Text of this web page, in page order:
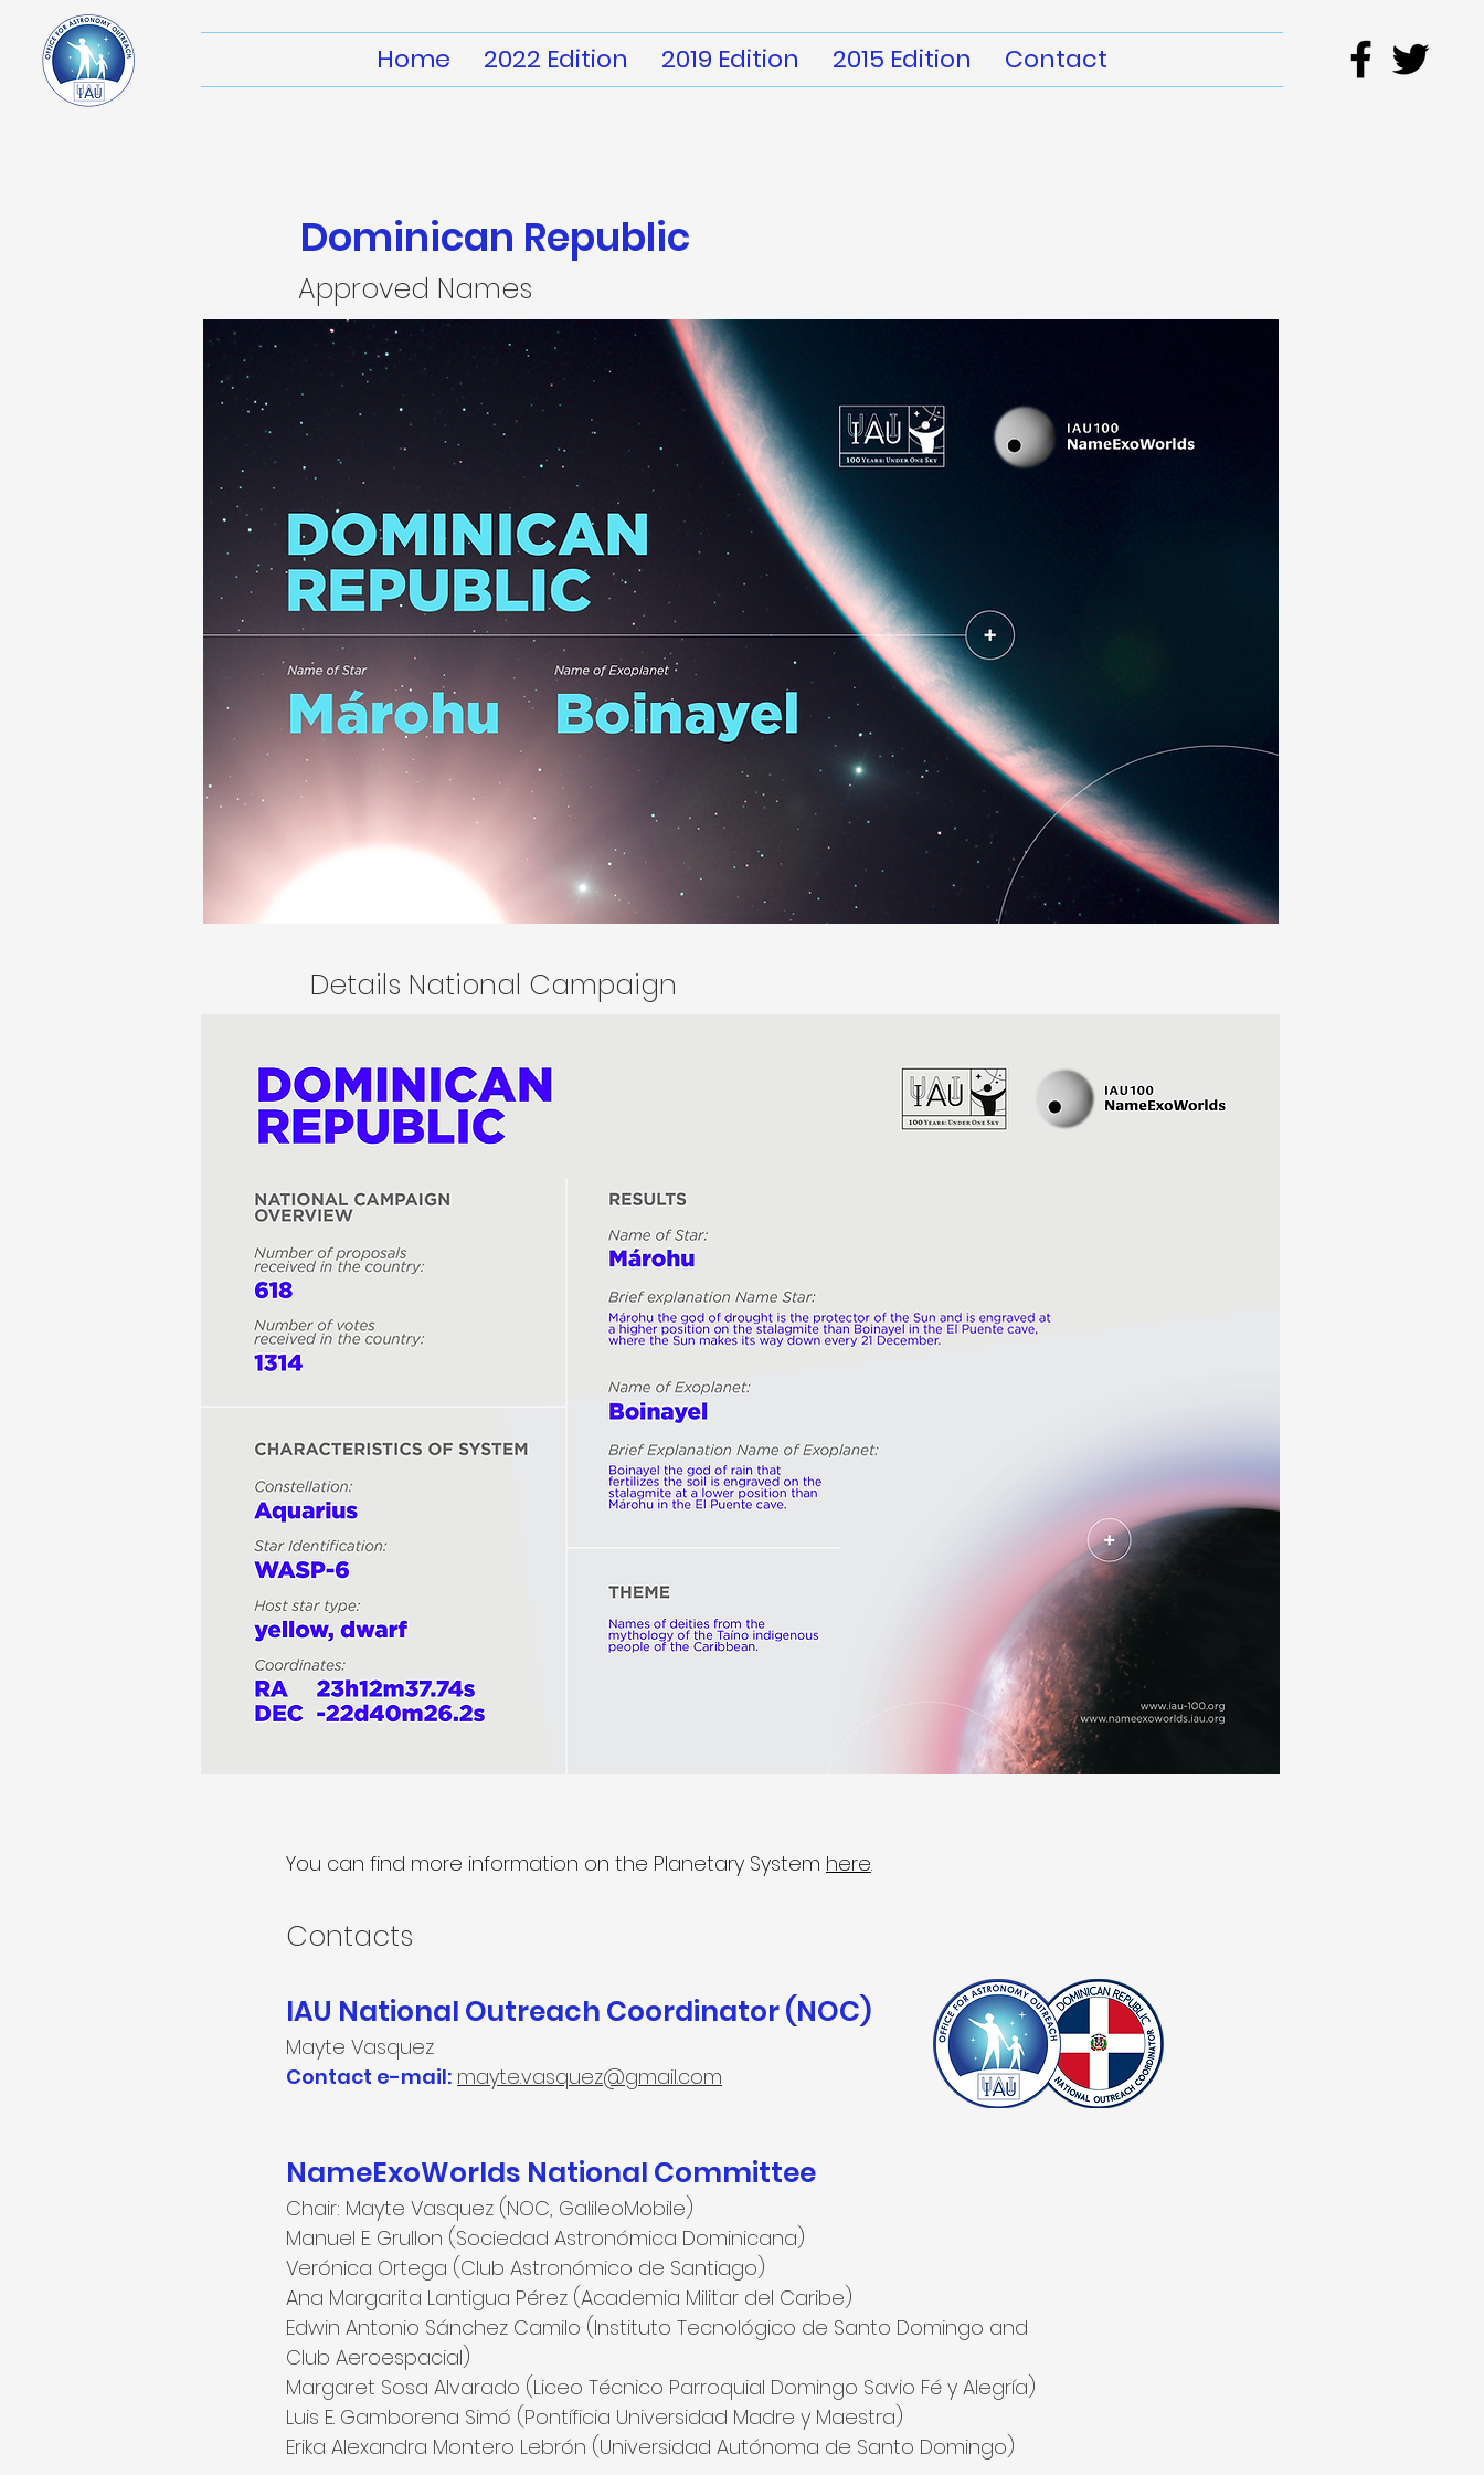
Home 2022 Edition 2019 Edition 2015 Edition Contact
Dominican Republic
Approved Names
Details National Campaign
You can find more information on the Planetary System here.
Contacts
IAU National Outreach Coordinator (NOC)
Mayte Vasquez
Contact e-mail: mayte.vasquez@gmail.com
NameExoWorlds National Committee
Chair: Mayte Vasquez (NOC, GalileoMobile)
Manuel E. Grullon (Sociedad Astronómica Dominicana)
Verónica Ortega (Club Astronómico de Santiago)
Ana Margarita Lantigua Pérez (Academia Militar del Caribe)
Edwin Antonio Sánchez Camilo (Instituto Tecnológico de Santo Domingo and
Club Aeroespacial)
Margaret Sosa Alvarado (Liceo Técnico Parroquial Domingo Savio Fé y Alegría)
Luis E. Gamborena Simó (Pontíficia Universidad Madre y Maestra)
Erika Alexandra Montero Lebrón (Universidad Autónoma de Santo Domingo)